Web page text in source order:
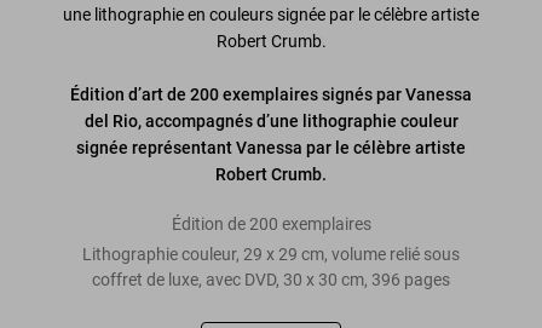
une lithographie en couleurs signée par le célèbre artiste
Robert Crumb.
Édition d’art de 200 exemplaires signés par Vanessa
del Rio, accompagnés d’une lithographie couleur
signée représentant Vanessa par le célèbre artiste
Robert Crumb.
Édition de 200 exemplaires
Lithographie couleur, 29 x 29 cm, volume relié sous
coffret de luxe, avec DVD, 30 x 30 cm, 396 pages